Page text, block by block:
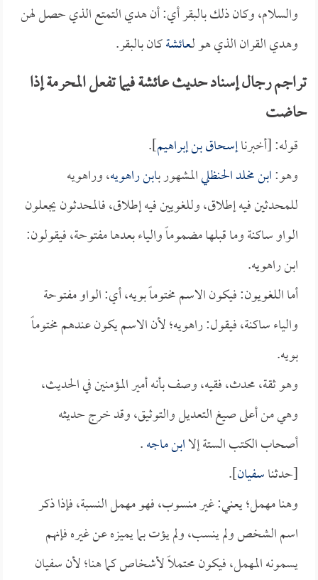
والسلام، وكان ذلك بالبقر أي: أن هدي التمتع الذي حصل لهن
وهدي القران الذي هو لـعائشةكان بالبقر.
تراجم رجال إسناد حديث عائشة فيما تفعل المحرمة إذا
حاضت
قوله: [أخبرناإسحاق بن إبراهيم].
وهو:ابن مخلد الحنظليالمشهور بابن راهويه، وراهويه
للمحدثين فيه إطلاق، وللغويين فيه إطلاق، فالمحدثون يجعلون
الواو ساكنة وما قبلها مضموماً والياء بعدها مفتوحة، فيقولون:
ابن راهويه.
أما اللغويون: فيكون الاسم مختوماً بويه، أي: الواو مفتوحة
والياء ساكنة، فيقول: راهويه؛ لأن الاسم يكون عندهم مختوماً
بويه.
وهو ثقة، محدث، فقيه، وصف بأنه أمير المؤمنين في الحديث،
وهي من أعلى صيغ التعديل والتوثيق، وقد خرج حديثه
أصحاب الكتب الستة إلاابن ماجه.
[حدثناسفيان].
وهنا مهمل؛ يعني: غير منسوب، فهو مهمل النسبة، فإذا ذكر
اسم الشخص ولم ينسب، ولم يؤت بما يميزه عن غيره فإنهم
يسمونه المهمل، فيكون محتملاً لأشخاص كما هنا؛ لأن سفيان